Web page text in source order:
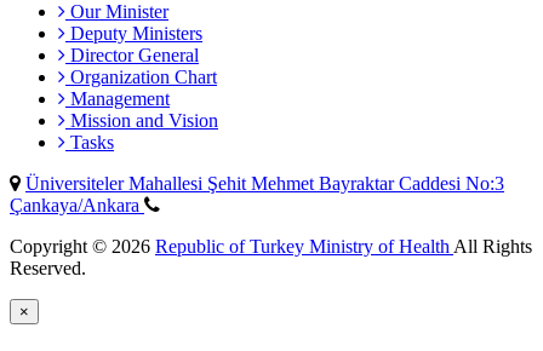
Our Minister
Deputy Ministers
Director General
Organization Chart
Management
Mission and Vision
Tasks
Üniversiteler Mahallesi Şehit Mehmet Bayraktar Caddesi No:3
Çankaya/Ankara
Copyright © 2026 Republic of Turkey Ministry of HealthAll Rights
Reserved.
×